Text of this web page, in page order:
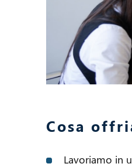
Cosa
Lavoriamo in